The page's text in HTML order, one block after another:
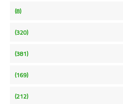
(8)
(320)
(381)
(169)
(212)